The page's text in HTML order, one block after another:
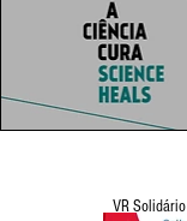
VR Solidário